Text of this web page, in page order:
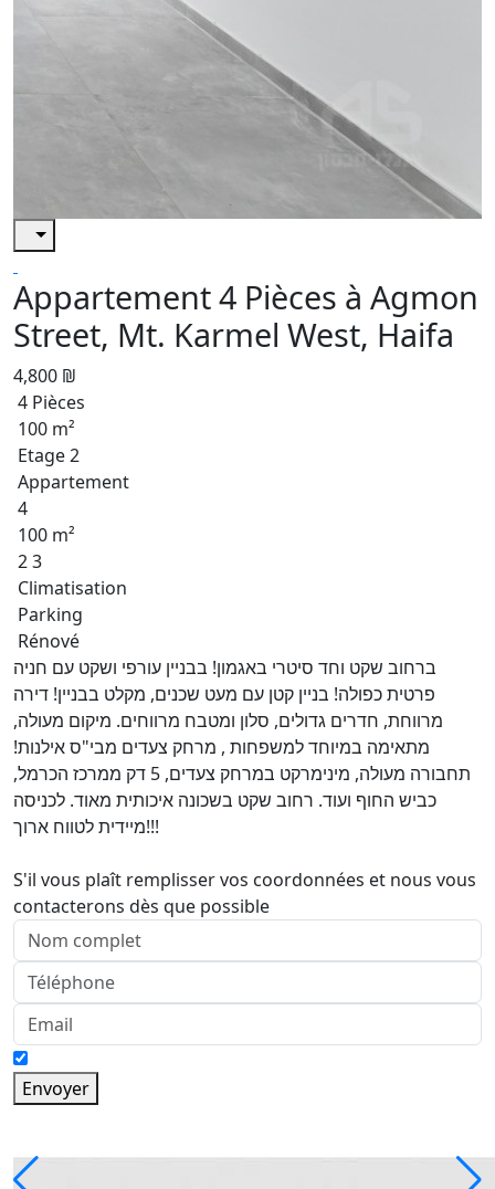
Appartement 4 Pièces à Agmon
Street, Mt. Karmel West, Haifa
4,800 ₪
4 Pièces
100 m²
Etage 2
Appartement
4
100 m²
2 3
Climatisation
Parking
Rénové
ברחוב שקט וחד סיטרי באגמון! בבניין עורפי ושקט עם חניה
פרטית כפולה! בניין קטן עם מעט שכנים, מקלט בבניין! דירה
מרווחת, חדרים גדולים, סלון ומטבח מרווחים. מיקום מעולה,
מתאימה במיוחד למשפחות , מרחק צעדים מבי"ס אילנות!
תחבורה מעולה, מינימרקט במרחק צעדים, 5 דק ממרכז הכרמל,
כביש החוף ועוד. רחוב שקט בשכונה איכותית מאוד. לכניסה
מיידית לטווח ארוך!!!
S'il vous plaît remplisser vos coordonnées et nous vous
contacterons dès que possible
Envoyer